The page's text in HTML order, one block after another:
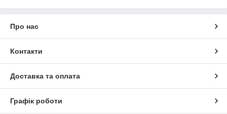
Про нас
Контакти
Доставка та оплата
Графік роботи